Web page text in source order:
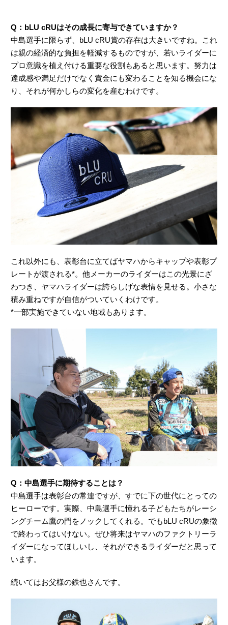
Q：bLU cRUはその成長に寄与できていますか？
中島選手に限らず、bLU cRU賞の存在は大きいですね。これ
は親の経済的な負担を軽減するものですが、若いライダーに
プロ意識を植え付ける重要な役割もあると思います。努力は
達成感や満足だけでなく賞金にも変わることを知る機会にな
り、それが何かしらの変化を産むわけです。
これ以外にも、表彰台に立てばヤマハからキャップや表彰プ
レートが渡される*。他メーカーのライダーはこの光景にざ
わつき、ヤマハライダーは誇らしげな表情を見せる。小さな
積み重ねですが自信がついていくわけです。
*一部実施できていない地域もあります。
Q：中島選手に期待することは？
中島選手は表彰台の常連ですが、すでに下の世代にとっての
ヒーローです。実際、中島選手に憧れる子どもたちがレーシ
ングチーム鷹の門をノックしてくれる。でもbLU cRUの象徴
で終わってはいけない。ぜひ将来はヤマハのファクトリーラ
イダーになってほしいし、それができるライダーだと思って
います。
続いてはお父様の鉄也さんです。